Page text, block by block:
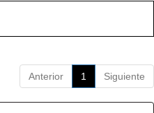
Anterior 1 Siguiente